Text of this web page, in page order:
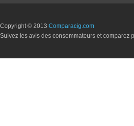
Copyright © 2013 Comparacig.com
Suivez les avis des consommateurs et comparez